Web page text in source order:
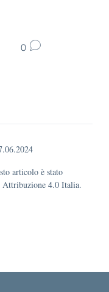
0
articolo è stato
Attribuzione 4.0 Italia.